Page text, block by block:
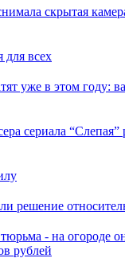
скрытая
для всех
уже в этом году:
сериала “Слепая”
решение
- на огороде
рублей